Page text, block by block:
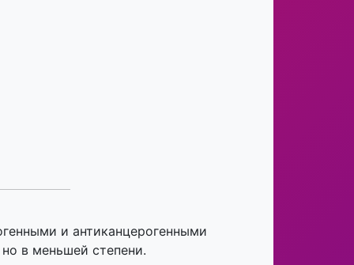
и антиканцерогенными
в меньшей степени.